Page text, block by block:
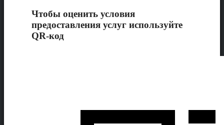
Чтобы оценить условия
предоставления услуг используйте
QR-код